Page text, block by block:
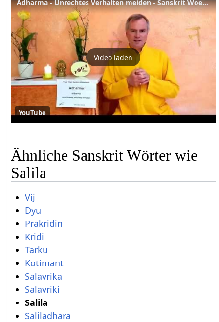
Adharma - Unrechtes Verhalten meiden - Sanskrit Woerterbuch
Video laden
YouTube
Ähnliche Sanskrit Wörter wie
Salila
Vij
Dyu
Prakridin
Kridi
Tarku
Kotimant
Salavrika
Salavriki
Salila
Saliladhara